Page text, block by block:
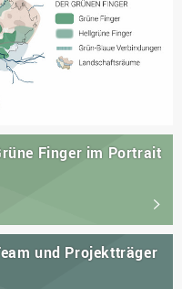
Finger im Portrait
und Projektträger